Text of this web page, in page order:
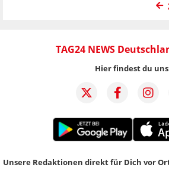
TAG24 NEWS
Hier findest du
Unsere Redaktionen direkt für Dich vor